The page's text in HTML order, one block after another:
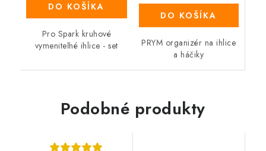
DO KOŠÍKA
Pro Spark kruhové
vymeniteľné ihlice - set
DO KOŠÍKA
PRYM organizér na ihlice
a háčiky
Podobné produkty